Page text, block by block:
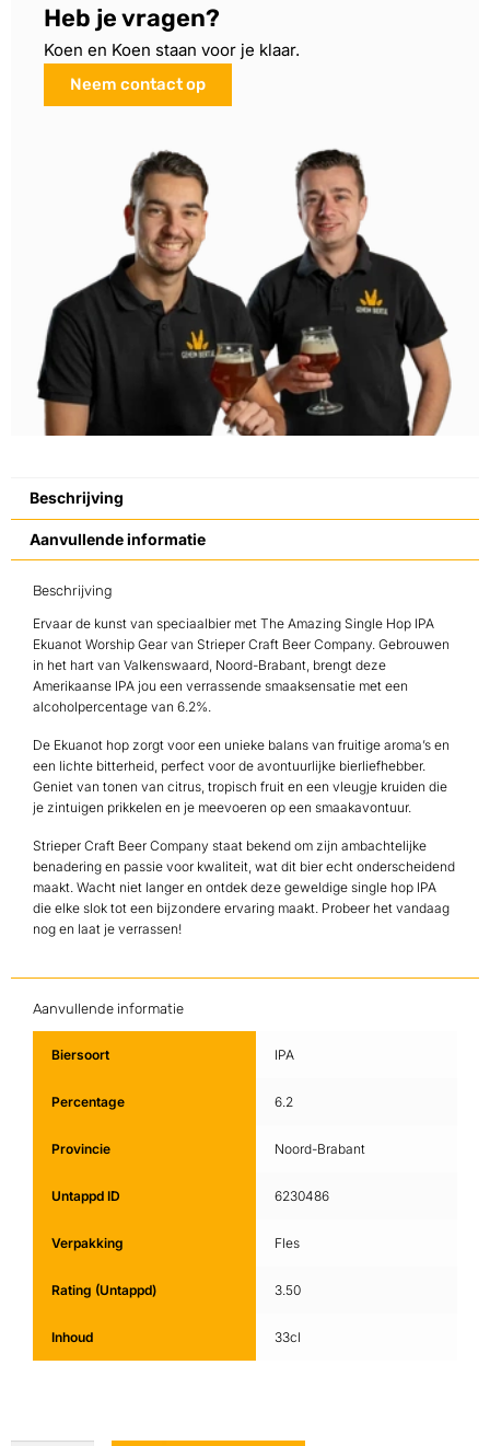
Heb je vragen?
Koen en Koen staan voor je klaar.
Neem contact op
Beschrijving
Aanvullende informatie
Beschrijving
Ervaar de kunst van speciaalbier met The Amazing Single Hop IPA
Ekuanot Worship Gear van Strieper Craft Beer Company. Gebrouwen
in het hart van Valkenswaard, Noord-Brabant, brengt deze
Amerikaanse IPA jou een verrassende smaaksensatie met een
alcoholpercentage van 6.2%.
De Ekuanot hop zorgt voor een unieke balans van fruitige aroma’s en
een lichte bitterheid, perfect voor de avontuurlijke bierliefhebber.
Geniet van tonen van citrus, tropisch fruit en een vleugje kruiden die
je zintuigen prikkelen en je meevoeren op een smaakavontuur.
Strieper Craft Beer Company staat bekend om zijn ambachtelijke
benadering en passie voor kwaliteit, wat dit bier echt onderscheidend
maakt. Wacht niet langer en ontdek deze geweldige single hop IPA
die elke slok tot een bijzondere ervaring maakt. Probeer het vandaag
nog en laat je verrassen!
Aanvullende informatie
Biersoort IPA
Percentage 6.2
Provincie Noord-Brabant
Untappd ID 6230486
Verpakking Fles
Rating (Untappd) 3.50
Inhoud 33cl